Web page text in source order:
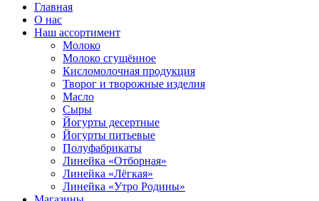
Главная
О нас
Наш ассортимент
Молоко
Молоко сгущённое
Кисломолочная продукция
Творог и творожные изделия
Масло
Сыры
Йогурты десертные
Йогурты питьевые
Полуфабрикаты
Линейка «Отборная»
Линейка «Лёгкая»
Линейка «Утро Родины»